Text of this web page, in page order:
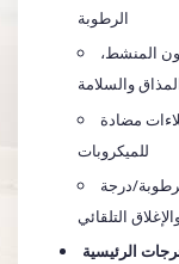
الرطوبة
المنشط،
والسلامة
مضادة
للميكروبات
درجة
التلقائي